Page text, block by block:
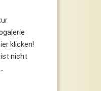
klicken!
ist nicht